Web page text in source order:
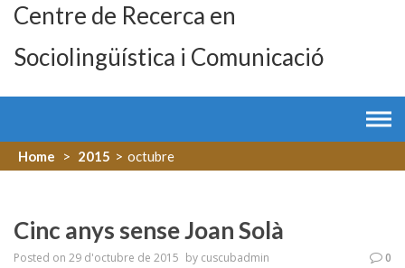
Centre de Recerca en
Sociolingüística i Comunicació
Home > 2015 > octubre
Cinc anys sense Joan Solà
Posted on 29 d'octubre de 2015 by cuscubadmin 0